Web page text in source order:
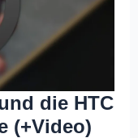
die HTC
(+Video)